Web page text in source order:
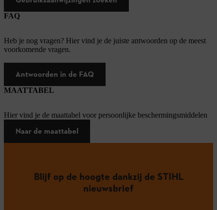
FAQ
Heb je nog vragen? Hier vind je de juiste antwoorden op de meest
voorkomende vragen.
Antwoorden in de FAQ
MAATTABEL
Hier vind je de maattabel voor persoonlijke beschermingsmiddelen
Naar de maattabel
Blijf op de hoogte dankzij de STIHL
nieuwsbrief